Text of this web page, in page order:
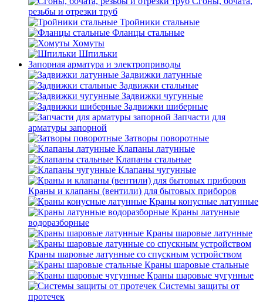
резьбы и отрезки труб
Тройники стальные
Фланцы стальные
Хомуты
Шпильки
Запорная арматура и электроприводы
Задвижки латунные
Задвижки стальные
Задвижки чугунные
Задвижки шиберные
Запчасти для
арматуры запорной
Затворы поворотные
Клапаны латунные
Клапаны стальные
Клапаны чугунные
Краны и клапаны (вентили) для бытовых приборов
Краны конусные латунные
Краны латунные
водоразборные
Краны шаровые латунные
Краны шаровые латунные со спускным устройством
Краны шаровые стальные
Краны шаровые чугунные
Системы защиты от
протечек